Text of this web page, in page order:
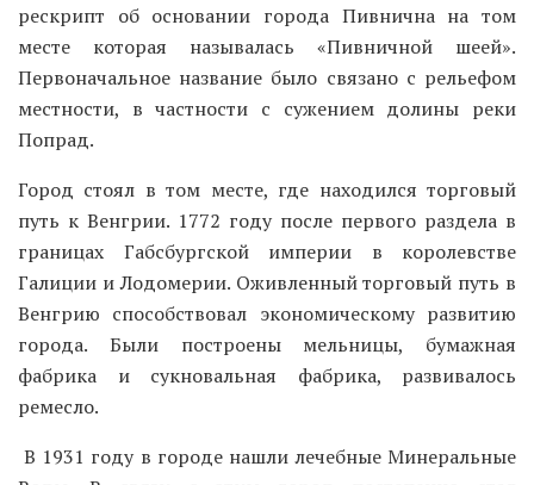
рескрипт об основании города Пивнична на том
месте которая называлась «Пивничной шеей».
Первоначальное название было связано с рельефом
местности, в частности с сужением долины реки
Попрад.
Город стоял в том месте, где находился торговый
путь к Венгрии. 1772 году после первого раздела в
границах Габсбургской империи в королевстве
Галиции и Лодомерии. Оживленный торговый путь в
Венгрию способствовал экономическому развитию
города. Были построены мельницы, бумажная
фабрика и сукновальная фабрика, развивалось
ремесло.
В 1931 году в городе нашли лечебные Минеральные